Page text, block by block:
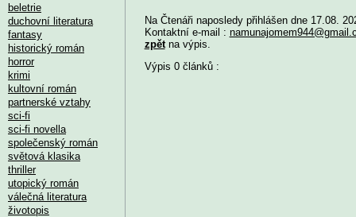
Na Čtenáři naposledy přihlášen dne 17.08.
Kontaktní e-mail :
zpětna výpis.
Výpis 0 článků :
beletrie
duchovní literatura
fantasy
historický román
horror
krimi
kultovní román
partnerské vztahy
sci-fi
sci-fi novella
společenský román
světová klasika
thriller
utopický román
válečná literatura
životopis